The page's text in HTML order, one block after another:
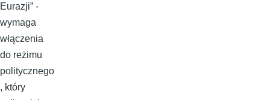
Eurazji” -
wymaga
włączenia
do reżimu
politycznego
, który